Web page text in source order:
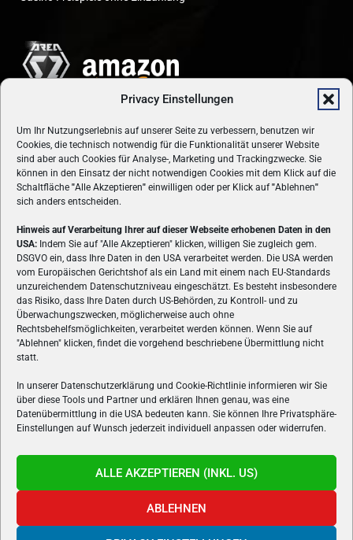
Privacy Einstellungen
Um Ihr Nutzungserlebnis auf unserer Seite zu verbessern, benutzen wir
Cookies, die technisch notwendig für die Funktionalität unserer Website
sind aber auch Cookies für Analyse-, Marketing und Trackingzwecke. Sie
können in den Einsatz der nicht notwendigen Cookies mit dem Klick auf die
Schaltfläche "Alle Akzeptieren" einwilligen oder per Klick auf"Ablehnen"
sich anders entscheiden.
Hinweis auf Verarbeitung Ihrer auf dieser Webseite erhobenen Daten in den
USA: Indem Sie auf "Alle Akzeptieren" klicken, willigen Sie zugleich gem.
DSGVO ein, dass Ihre Daten in den USA verarbeitet werden. Die USA werden
vom Europäischen Gerichtshof als ein Land mit einem nach EU-Standards
unzureichendem Datenschutzniveau eingeschätzt. Es besteht insbesondere
das Risiko, dass Ihre Daten durch US-Behörden, zu Kontroll- und zu
Überwachungszwecken, möglicherweise auch ohne
Rechtsbehelfsmöglichkeiten, verarbeitet werden können. Wenn Sie auf
"Ablehnen" klicken, findet die vorgehend beschriebene Übermittlung nicht
statt.
In unserer Datenschutzerklärung und Cookie-Richtlinie informieren wir Sie
über diese Tools und Partner und erklären Ihnen genau, was eine
Datenübermittlung in die USA bedeuten kann. Sie können Ihre Privatsphäre-
Einstellungen auf Wunsch jederzeit individuell anpassen oder widerrufen.
ALLE AKZEPTIEREN (INKL. US)
ABLEHNEN
ÜBER UNS
VON GAMERN, FÜR GAMER! Gamers.at ist das älteste Online-
Spielemagazin Österreichs und bringt täglich aktuelle News,
Reviews und Videos zu PC- und Konsolenspielen, Gaming-
Hardware und aus der Welt des e-Sport's.
FOLGE UNS